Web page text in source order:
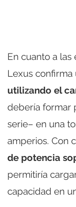
En cuanto a
Lexus
utilizando el
debería formar
serie– en una
amperios. Con
de potencia
permitiría
capacidad en